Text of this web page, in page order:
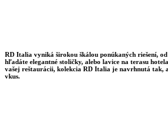
RD Italia vyniká širokou škálou ponúkaných riešení,
hľadáte elegantné stoličky, alebo lavice na terasu
vašej reštaurácii, kolekcia RD Italia je navrhnutá tak,
vkus.